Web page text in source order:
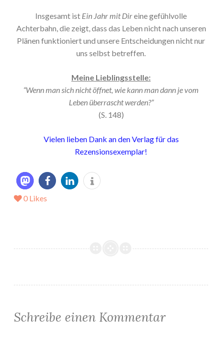
Insgesamt ist Ein Jahr mit Direine gefühlvolle
Achterbahn, die zeigt, dass das Leben nicht nach unseren
Plänen funktioniert und unsere Entscheidungen nicht nur
uns selbst betreffen.
Meine Lieblingsstelle:
“Wenn man sich nicht öffnet, wie kann man dann je vom
Leben überrascht werden?”
(S. 148)
Vielen lieben Dank an den Verlag für das
Rezensionsexemplar!
0 Likes
Schreibe einen Kommentar